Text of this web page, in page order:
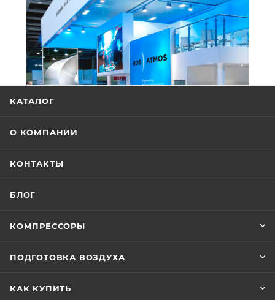
КАТАЛОГ
О КОМПАНИИ
КОНТАКТЫ
БЛОГ
КОМПРЕССОРЫ
ПОДГОТОВКА ВОЗДУХА
КАК КУПИТЬ